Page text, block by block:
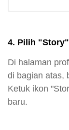
4. Pilih
Di halaman
di bagian atas,
Ketuk ikon
baru.